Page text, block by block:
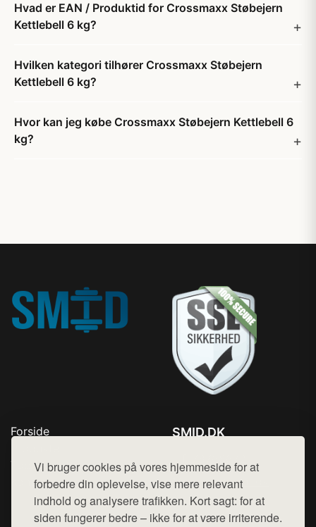
Vi bruger cookies på vores hjemmeside for at
forbedre din oplevelse, vise mere relevant
indhold og analysere trafikken. Kort sagt: for at
siden fungerer bedre – ikke for at være irriterende.
Hvad er EAN / Produktid for Crossmaxx Støbejern
Kettlebell 6 kg?
Hvilken kategori tilhører Crossmaxx Støbejern
Kettlebell 6 kg?
Hvor kan jeg købe Crossmaxx Støbejern Kettlebell 6
kg?
Forside
Top Rabatter
Kontakt
SMID.DK
Mail: hej@want.dk
Cookie- og privatlivspolitik